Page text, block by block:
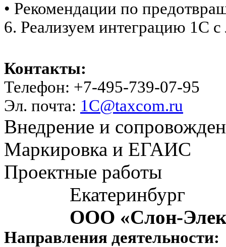
• Рекомендации по
6. Реализуем интеграцию 1С
Контакты:
Телефон: +7-495-739-07-95
Эл. почта: 1C@taxcom.ru
Внедрение и
Маркировка и ЕГАИС
Проектные работы
Екатеринбург
ООО «Слон-
Направления деятельности: